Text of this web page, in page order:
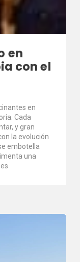
en
con el
en
Cada
y gran
la evolución
embotella
una